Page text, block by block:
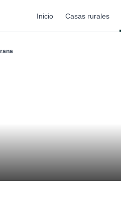
Inicio Casas rurales